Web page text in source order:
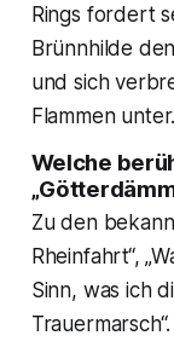
Rings fordert
Brünnhilde
und sich
Flammen unter.
Welche
Zu den
Rheinfahrt“,
Sinn, was ich
Trauermarsch“.